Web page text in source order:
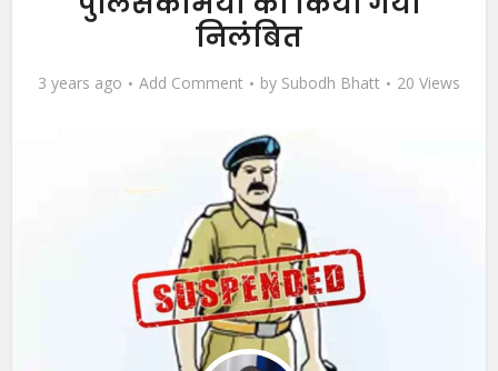
निलंबित
3 years ago Add Comment by Subodh Bhatt 20 Views